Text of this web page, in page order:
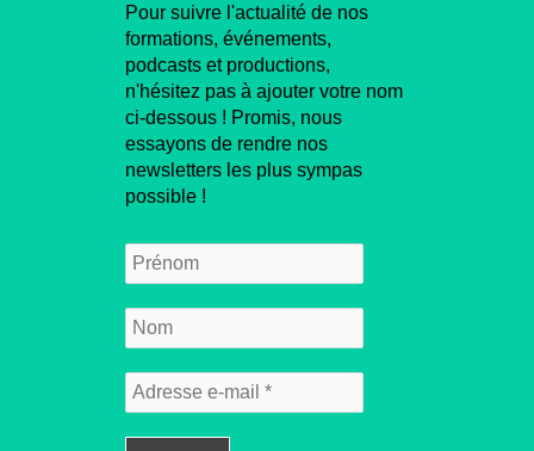
Pour suivre l'actualité de nos
formations, événements,
podcasts et productions,
n'hésitez pas à ajouter votre nom
ci-dessous ! Promis, nous
essayons de rendre nos
newsletters les plus sympas
possible !